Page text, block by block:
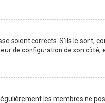
soient corrects. S’ils le sont,
de configuration de son côté,
les membres ne